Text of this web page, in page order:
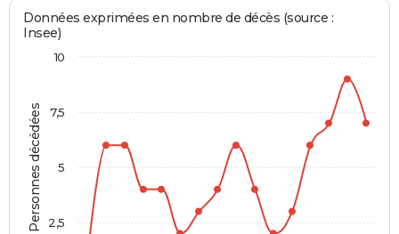
Personnes décédées
Données exprimées en nombre de décès (source :
Insee)
2,5
5
7,5
10